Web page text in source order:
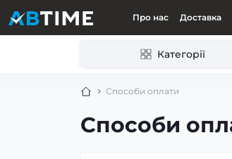
Про нас Доставка
Категорії
Способи оплати
Способи